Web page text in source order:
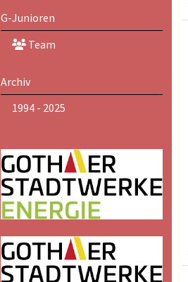
G-Junioren
Team
Archiv
1994 - 2025